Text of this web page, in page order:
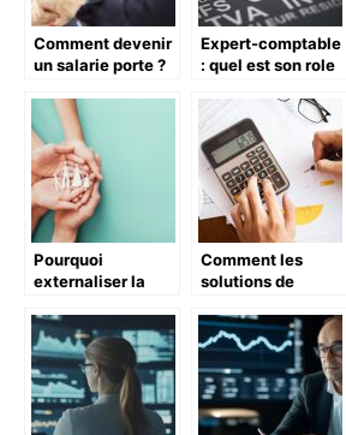
Comment devenir
un salarie porte ?
Expert-comptable
: quel est son role
raison y recourir ?
Pourquoi
externaliser la
régimes de
prévoyance santé
?
Comment les
solutions de
automatisée
transforment la
gestion financière
des entreprises